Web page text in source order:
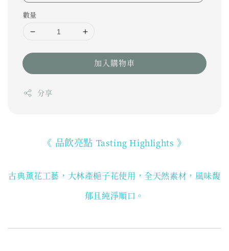
數量
加入購物車
分享
《 品飲亮點 Tasting Highlights 》
古典薰花工藝，大林產梔子花使用 ，全天然素材，風味馥
郁且純淨順口。